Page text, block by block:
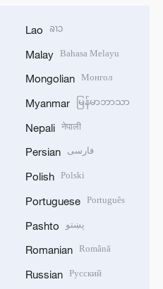
Lao ລາວ
Malay Bahasa Melayu
Mongolian Монгол
Myanmar မြန်မာဘာသာ
Nepali नेपाली
Persian فارسی
Polish Polski
Portuguese Português
Pashto پښتو
Romanian Română
Russian Русский